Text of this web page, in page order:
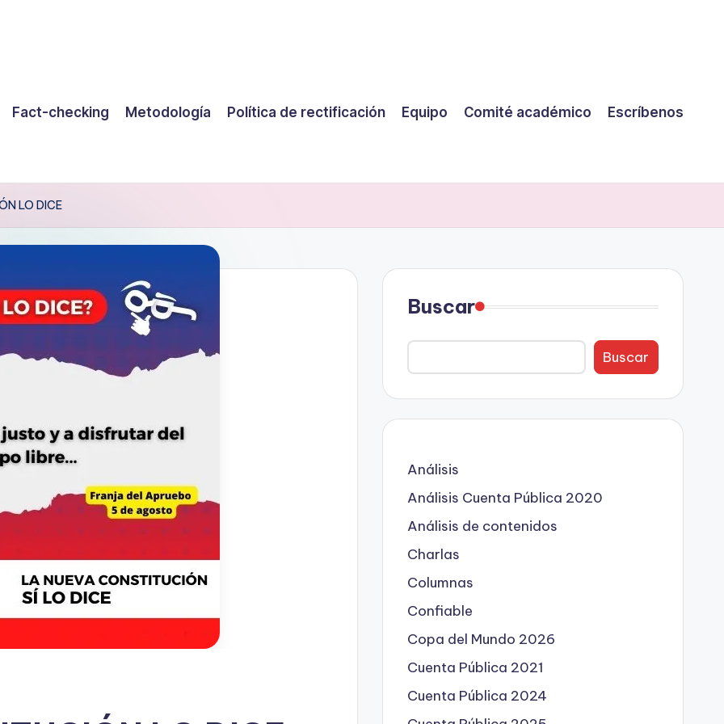
Fact-checking Metodología Política de rectificación Equipo Comité académico Escríbenos
LO DICE
Buscar
Buscar
Análisis
Análisis Cuenta Pública 2020
Análisis de contenidos
Charlas
Columnas
Confiable
Copa del Mundo 2026
Cuenta Pública 2021
Cuenta Pública 2024